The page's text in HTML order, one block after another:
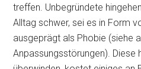
treffen. Unbegründete
Alltag schwer, sei es in Form
ausgeprägt als Phobie (siehe
Anpassungsstörungen). Diese